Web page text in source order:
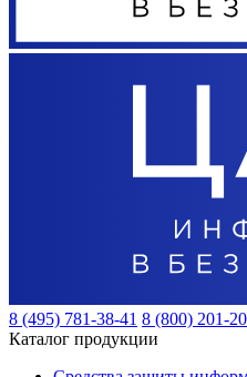
8 (495) 781-38-41 8 (800) 201-
Каталог продукции